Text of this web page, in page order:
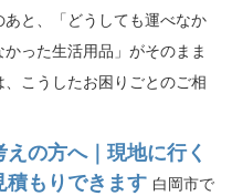
と、「どうしても運べなか
った生活用品」がそのまま
こうしたお困りごとのご相
の方へ｜現地に行く
積もりできます 白岡市で